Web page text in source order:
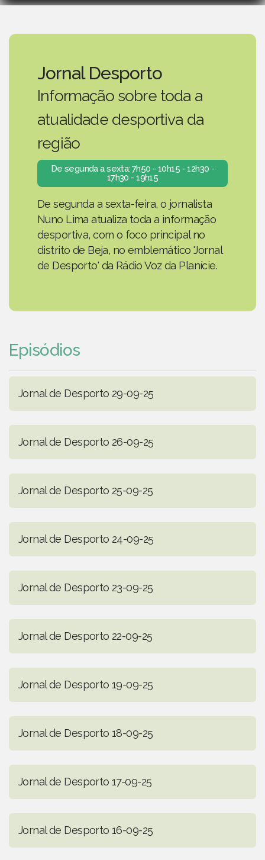
Jornal Desporto
Informação sobre toda a
atualidade desportiva da
região
De segunda a sexta: 7h50 - 10h15 - 12h30 -
17h30 - 19h15
De segunda a sexta-feira, o jornalista
Nuno Lima atualiza toda a informação
desportiva, com o foco principal no
distrito de Beja, no emblemático 'Jornal
de Desporto' da Rádio Voz da Planície.
Episódios
Jornal de Desporto 29-09-25
Jornal de Desporto 26-09-25
Jornal de Desporto 25-09-25
Jornal de Desporto 24-09-25
Jornal de Desporto 23-09-25
Jornal de Desporto 22-09-25
Jornal de Desporto 19-09-25
Jornal de Desporto 18-09-25
Jornal de Desporto 17-09-25
Jornal de Desporto 16-09-25